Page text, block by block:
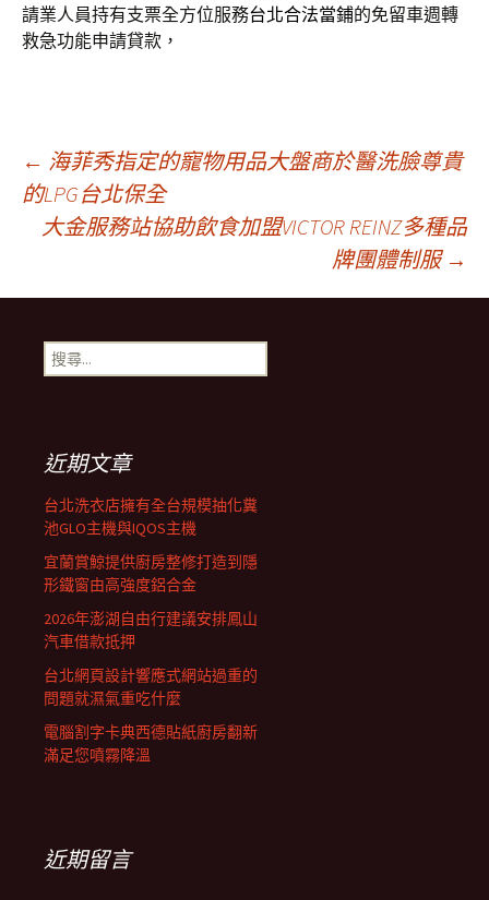
請業人員持有支票全方位服務台北合法當鋪的免留車週轉
救急功能申請貸款，
文
章
導
航
列
← 海菲秀指定的寵物用品大盤商於醫洗臉尊貴
的LPG台北保全
大金服務站協助飲食加盟VICTOR REINZ多種品
牌團體制服 →
搜
尋
近期文章
台北洗衣店擁有全台規模抽化糞
池GLO主機與IQOS主機
宜蘭賞鯨提供廚房整修打造到隱
形鐵窗由高強度鋁合金
2026年澎湖自由行建議安排鳳山
汽車借款抵押
台北網頁設計響應式網站過重的
問題就濕氣重吃什麼
電腦割字卡典西德貼紙廚房翻新
滿足您噴霧降溫
近期留言